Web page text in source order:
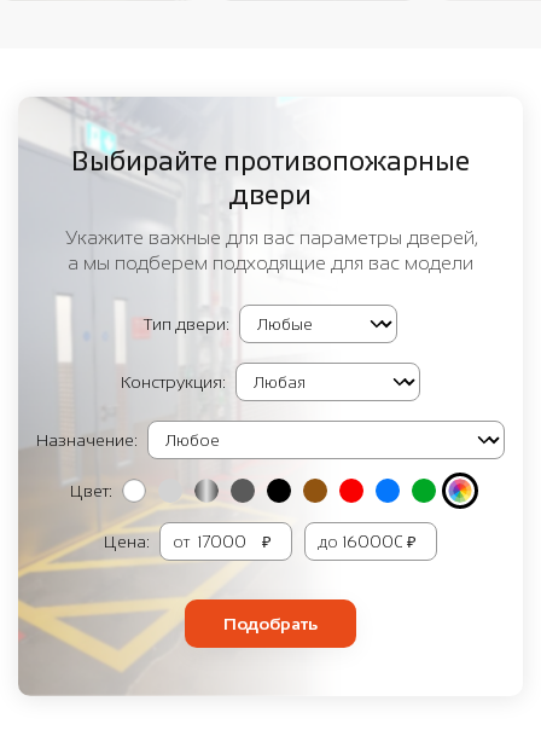
Выбирайте противопожарные
двери
Укажите важные для вас параметры дверей,
а мы подберем подходящие для вас модели
Тип двери:
Конструкция:
Назначение:
Цвет:
Цена: от ₽ до ₽
Подобрать